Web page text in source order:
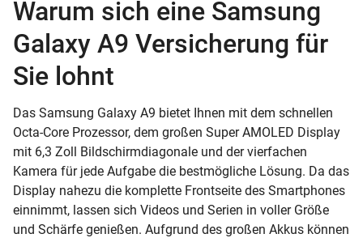
Warum sich eine Samsung
Galaxy A9 Versicherung für
Sie lohnt
Das Samsung Galaxy A9 bietet Ihnen mit dem schnellen
Octa-Core Prozessor, dem großen Super AMOLED Display
mit 6,3 Zoll Bildschirmdiagonale und der vierfachen
Kamera für jede Aufgabe die bestmögliche Lösung. Da das
Display nahezu die komplette Frontseite des Smartphones
einnimmt, lassen sich Videos und Serien in voller Größe
und Schärfe genießen. Aufgrund des großen Akkus können